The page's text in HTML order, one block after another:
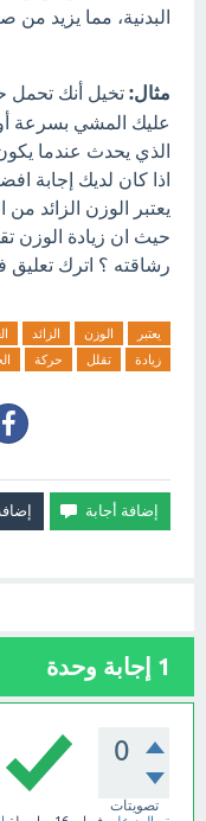
البدنية، مما يزيد من
مثال: تخيل أنك تحمل
عليك المشي بسرعة أو
الذي يحدث عندما
اذا كان لديك إجابة
يعتبر الوزن الزائد
حيث ان زيادة الوزن
رشاقته ؟ اترك تعليق
يعتبر الوزن الزائد
زيادة
تقلل حركة
1 إجابة وحدة
0
تصويتات